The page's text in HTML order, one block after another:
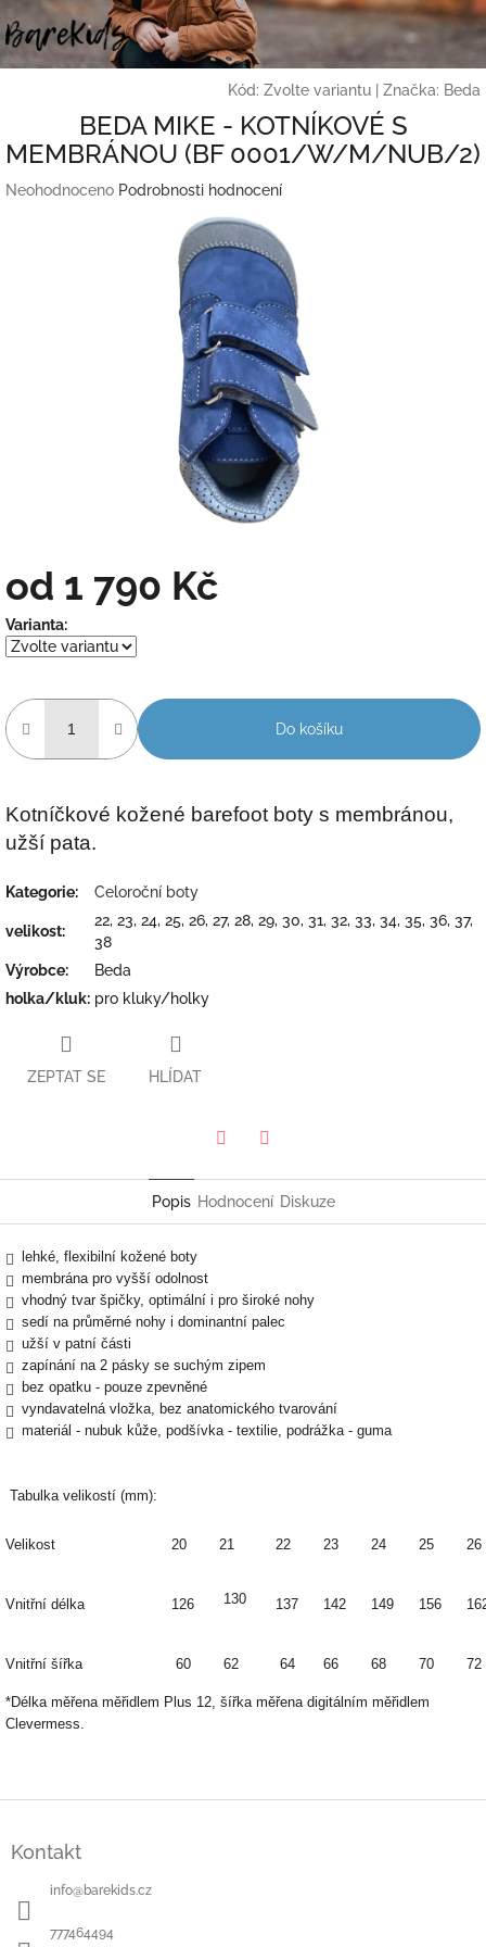
Přejít
na
obsah
Kód: Zvolte variantu Značka: Beda
BEDA MIKE - KOTNÍKOVÉ S
MEMBRÁNOU (BF 0001/W/M/NUB/2)
Průměrné
Neohodnoceno Podrobnosti hodnocení
od 1 790 Kč
Měrná
cena:
Varianta:
Do košíku
Kotníčkové kožené barefoot boty s membránou,
užší pata.
Kategorie: Celoroční boty
velikost:
22, 23, 24, 25, 26, 27, 28, 29, 30, 31, 32, 33, 34, 35, 36, 37,
38
Výrobce:
Beda
holka/kluk: pro kluky/holky
ZEPTAT SE HLÍDAT
Popis Hodnocení Diskuze
lehké, flexibilní kožené boty
membrána pro vyšší odolnost
vhodný tvar špičky, optimální i pro široké nohy
sedí na průměrné nohy i dominantní palec
užší v patní části
zapínání na 2 pásky se suchým zipem
bez opatku - pouze zpevněné
vyndavatelná vložka, bez anatomického tvarování
materiál - nubuk kůže, podšívka - textilie, podrážka - guma
Tabulka velikostí (mm):
Velikost 20 21 22 23 24 25 26
Vnitřní délka 126 130 137 142 149 156
Vnitřní šířka 60 62 64 66 68 70 72
*Délka měřena měřidlem Plus 12, šířka měřena digitálním měřidlem
Clevermess.
Kontakt
info@barekids.cz
777464494